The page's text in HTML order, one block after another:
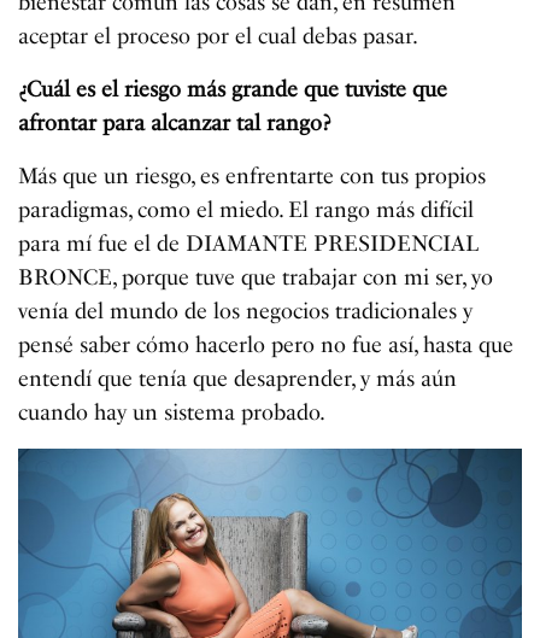
aceptar el proceso por el cual debas pasar.
¿Cuál es el riesgo más grande que tuviste que
afrontar para alcanzar tal rango?
Más que un riesgo, es enfrentarte con tus propios
paradigmas, como el miedo. El rango más difícil
para mí fue el de DIAMANTE PRESIDENCIAL
BRONCE, porque tuve que trabajar con mi ser, yo
venía del mundo de los negocios tradicionales y
pensé saber cómo hacerlo pero no fue así, hasta que
entendí que tenía que desaprender, y más aún
cuando hay un sistema probado.